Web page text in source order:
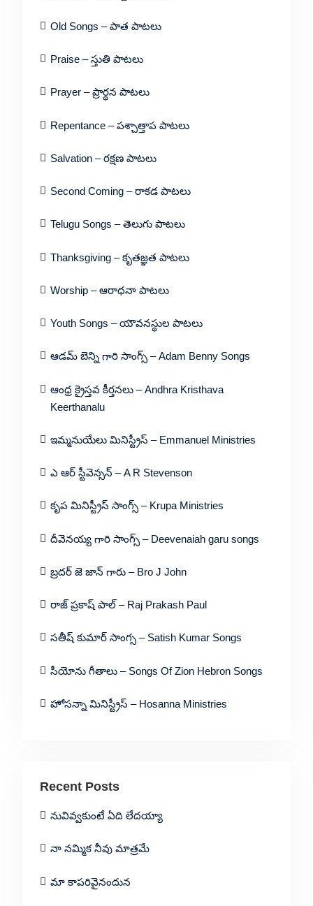
Old Songs – పాత పాటలు
Praise – స్తుతి పాటలు
Prayer – ప్రార్థన పాటలు
Repentance – పశ్చాత్తాప పాటలు
Salvation – రక్షణ పాటలు
Second Coming – రాకడ పాటలు
Telugu Songs – తెలుగు పాటలు
Thanksgiving – కృతజ్ఞత పాటలు
Worship – ఆరాధనా పాటలు
Youth Songs – యౌవనస్థుల పాటలు
ఆడమ్ బెన్ని గారి సాంగ్స్ – Adam Benny Songs
ఆంధ్ర క్రైస్తవ కీర్తనలు – Andhra Kristhava
Keerthanalu
ఇమ్మనుయేలు మినిస్ట్రీస్ – Emmanuel Ministries
ఎ ఆర్ స్టీవెన్సన్ – A R Stevenson
కృప మినిస్ట్రీస్ సాంగ్స్ – Krupa Ministries
దీవెనయ్య గారి సాంగ్స్ – Deevenaiah garu songs
బ్రదర్ జె జాన్ గారు – Bro J John
రాజ్ ప్రకాష్ పాల్ – Raj Prakash Paul
సతీష్ కుమార్ సాంగ్స – Satish Kumar Songs
సీయోను గీతాలు – Songs Of Zion Hebron Songs
హోసన్నా మినిస్ట్రీస్ – Hosanna Ministries
Recent Posts
నువివ్వకుంటే ఏది లేదయ్యా
నా నమ్మిక నీవు మాత్రమే
మా కాపరివైనందున